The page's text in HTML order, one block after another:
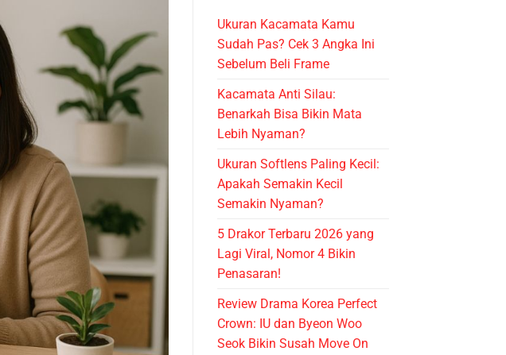
Ukuran Kacamata Kamu
Sudah Pas? Cek 3 Angka Ini
Sebelum Beli Frame
Kacamata Anti Silau:
Benarkah Bisa Bikin Mata
Lebih Nyaman?
Ukuran Softlens Paling Kecil:
Apakah Semakin Kecil
Semakin Nyaman?
5 Drakor Terbaru 2026 yang
Lagi Viral, Nomor 4 Bikin
Penasaran!
Review Drama Korea Perfect
Crown: IU dan Byeon Woo
Seok Bikin Susah Move On